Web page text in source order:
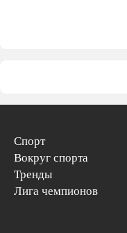
Спорт
Вокруг спорта
Тренды
Лига чемпионов